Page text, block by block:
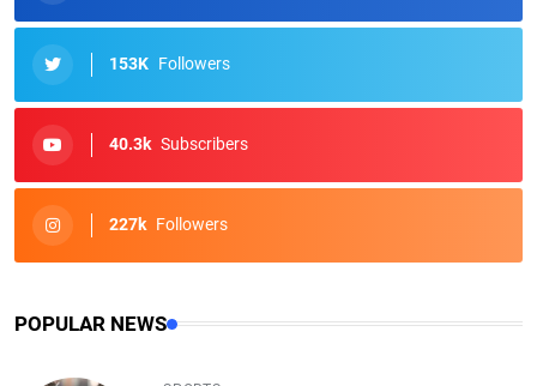
153K Followers
40.3k Subscribers
227k Followers
POPULAR NEWS